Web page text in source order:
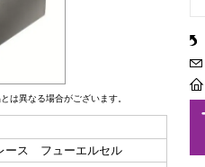
は異なる場合がございます。
ース フューエルセル